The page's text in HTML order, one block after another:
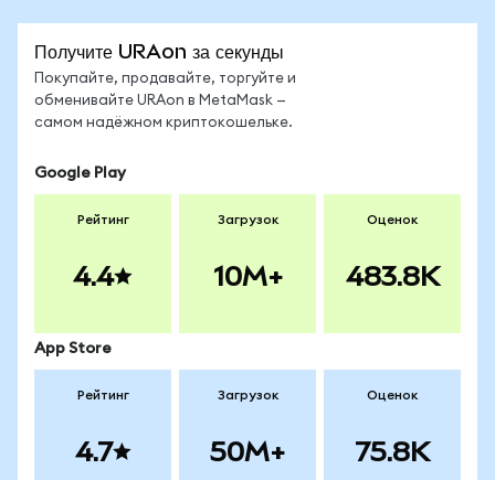
Получите URAon за секунды
Покупайте, продавайте, торгуйте и
обменивайте URAon в MetaMask —
самом надёжном криптокошельке.
Google Play
Рейтинг
4.4
Загрузок
10M+
Оценок
483.8K
App Store
Рейтинг
4.7
Загрузок
50M+
Оценок
75.8K